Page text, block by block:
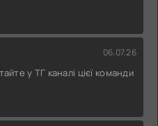
06.07.26
у ТГ каналі цієї команди